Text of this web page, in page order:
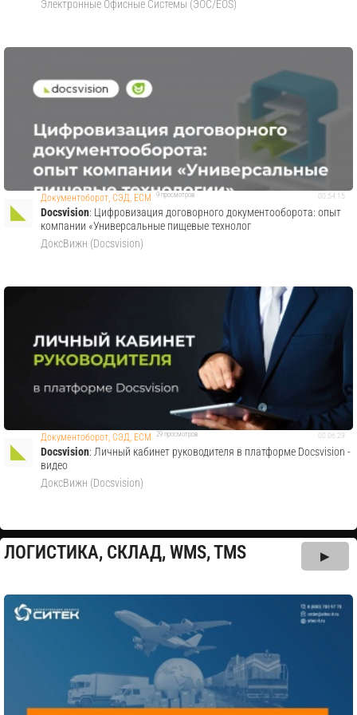
Электронные Офисные Системы (ЭОС/EOS)
00:54:15
Документоборот, СЭД, ECM 9 просмотров
Docsvision: Цифровизация договорного документооборота: опыт
компании «Универсальные пищевые технолог
ДоксВижн (Docsvision)
00:06:29
Документоборот, СЭД, ECM 29 просмотров
Docsvision: Личный кабинет руководителя в платформе Docsvision -
видео
ДоксВижн (Docsvision)
ЛОГИСТИКА, СКЛАД, WMS, TMS ▶